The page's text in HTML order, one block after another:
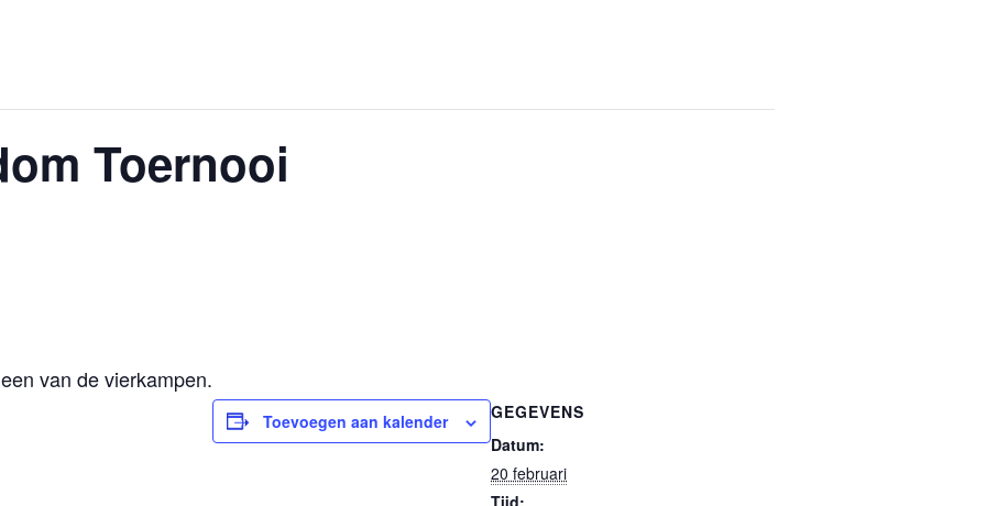
Toernooi
van de vierkampen.
Toevoegen aan kalender
GEGEVENS
Datum:
20 februari
Tijd: